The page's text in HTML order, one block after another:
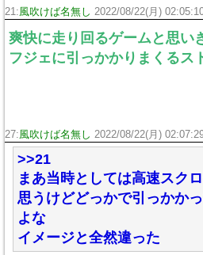
21:風吹けば名無し 2022/08/22(月)
爽快に走り回るゲームと思い
フジェに引っかかりまくるス
27:風吹けば名無し 2022/08/22(月)
>>21
まあ当時としては高速スク
思うけどどっかで引っかか
よな
イメージと全然違った